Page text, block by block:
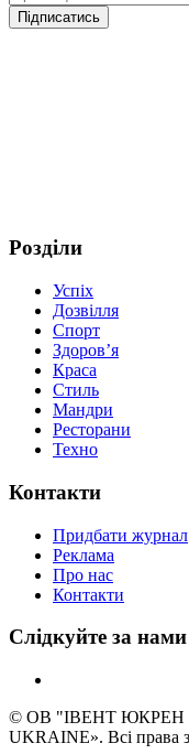
Розділи
Успіх
Дозвілля
Спорт
Здоров’я
Краса
Стиль
Мандри
Ресторани
Техно
Контакти
Придбати журнал
Реклама
Про нас
Контакти
Слідкуйте за нами
© ОВ "ІВЕНТ ЮКРЕН
UKRAINE». Всі права